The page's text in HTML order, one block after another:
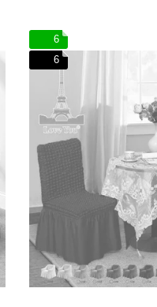
6
6